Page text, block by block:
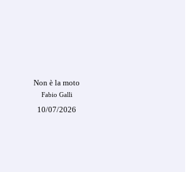
Non è la moto
Fabio Galli
10/07/2026